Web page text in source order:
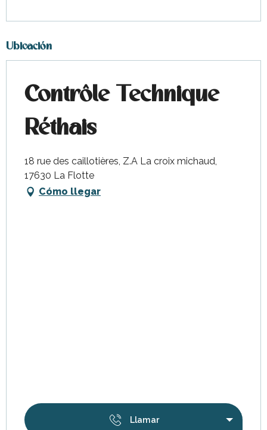
Ubicación
Contrôle Technique
Réthais
18 rue des caillotières, Z.A La croix michaud,
17630 La Flotte
Cómo llegar
Llamar